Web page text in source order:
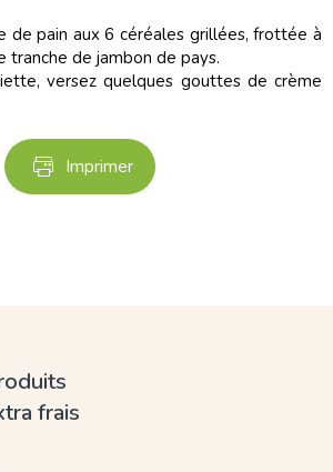
de pain aux 6 céréales grillées, frottée à
tranche de jambon de pays.
versez quelques gouttes de crème
Imprimer
frais